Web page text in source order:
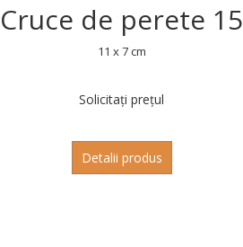
Cruce de perete 15
11 x 7 cm
Solicitați prețul
Detalii produs